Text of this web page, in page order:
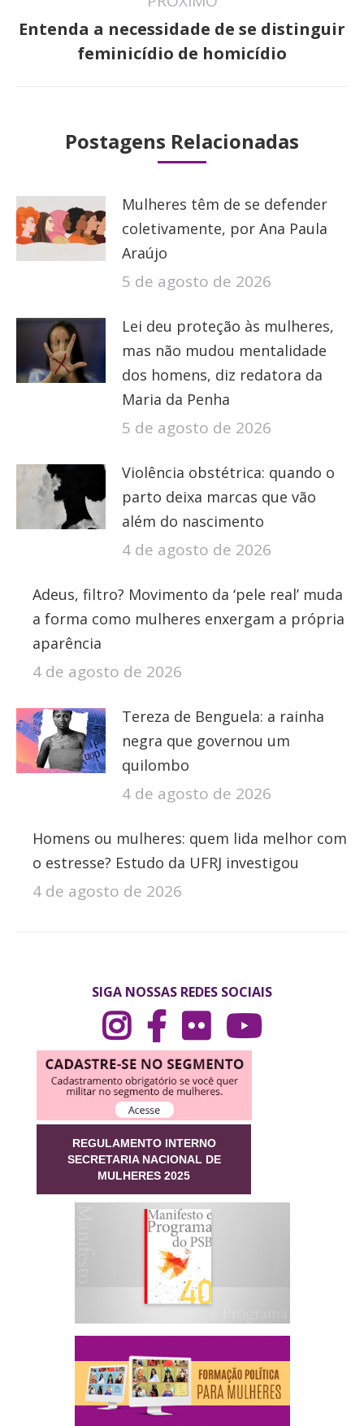
Próximo
post:
Entenda a necessidade de se distinguir
feminicídio de homicídio
Postagens Relacionadas
Mulheres têm de se defender
coletivamente, por Ana Paula
Araújo
5 de agosto de 2026
Lei deu proteção às mulheres,
mas não mudou mentalidade
dos homens, diz redatora da
Maria da Penha
5 de agosto de 2026
Violência obstétrica: quando o
parto deixa marcas que vão
além do nascimento
4 de agosto de 2026
Adeus, filtro? Movimento da ‘pele real’ muda
a forma como mulheres enxergam a própria
aparência
4 de agosto de 2026
Tereza de Benguela: a rainha
negra que governou um
quilombo
4 de agosto de 2026
Homens ou mulheres: quem lida melhor com
o estresse? Estudo da UFRJ investigou
4 de agosto de 2026
SIGA NOSSAS REDES SOCIAIS
REGULAMENTO INTERNO
SECRETARIA NACIONAL DE
MULHERES 2025